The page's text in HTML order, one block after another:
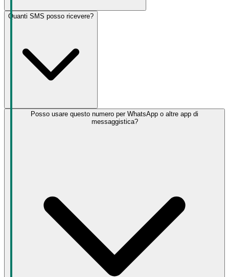
Quanti SMS posso ricevere?
Posso usare questo numero per WhatsApp o altre app di
messaggistica?